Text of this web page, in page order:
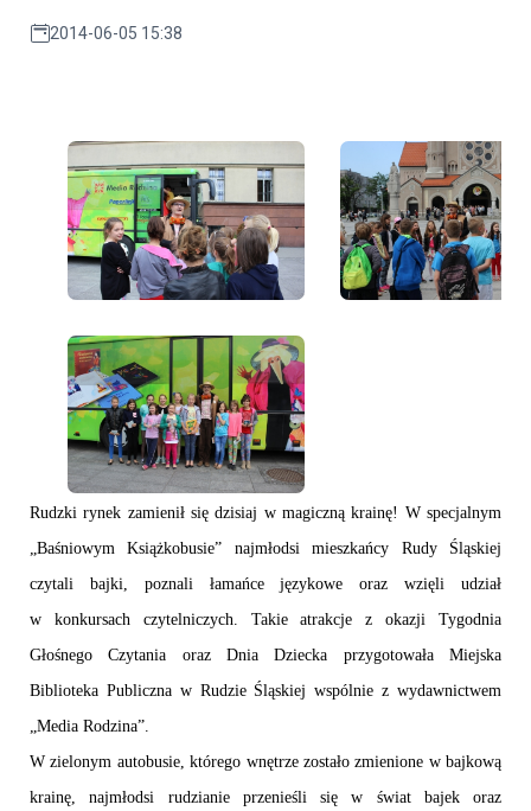
2014-06-05 15:38
Rudzki rynek zamienił się dzisiaj w magiczną krainę! W specjalnym
„Baśniowym Książkobusie” najmłodsi mieszkańcy Rudy Śląskiej
czytali bajki, poznali łamańce językowe oraz wzięli udział
w konkursach czytelniczych. Takie atrakcje z okazji Tygodnia
Głośnego Czytania oraz Dnia Dziecka przygotowała Miejska
Biblioteka Publiczna w Rudzie Śląskiej wspólnie z wydawnictwem
„Media Rodzina”.
W zielonym autobusie, którego wnętrze zostało zmienione w bajkową
krainę, najmłodsi rudzianie przenieśli się w świat bajek oraz